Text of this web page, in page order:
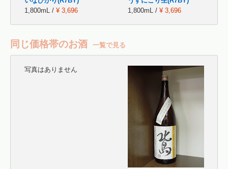
1,800mL / ¥ 3,696
1,800mL / ¥ 3,696
同じ価格帯のお酒 一覧で見る
写真はありません